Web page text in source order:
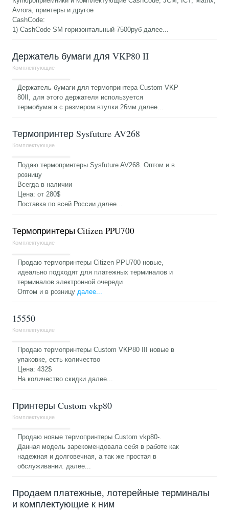
Avrora, принтеры и другое
CashCode:
1) CashCode SM горизонтальный-7500рубдалее...
Держатель бумаги для VKP80 II
Комплектующие
Держатель бумаги для термопринтера Custom VKP
80II, для этого держателя используется
термобумага с размером втулки 26ммдалее...
Термопринтер Sysfuture AV268
Комплектующие
Подаю термопринтеры Sysfuture AV268. Оптом и в
розницу
Всегда в наличии
Цена: от 280$
Поставка по всей Россиидалее...
Термопринтеры Citizen PPU700
Комплектующие
Продаю термопринтеры Citizen PPU700 новые,
идеально подходят для платежных терминалов и
терминалов электронной очереди
Оптом и в розницудалее...
15550
Комплектующие
Продаю термопринтеры Custom VKP80 III новые в
упаковке, есть количество
Цена: 432$
На количество скидкидалее...
Принтеры Custom vkp80
Комплектующие
Продаю новые термопринтеры Custom vkp80-.
Данная модель зарекомендовала себя в работе как
надежная и долговечная, а так же простая в
обслуживании.далее...
Продаем платежные, лотерейные терминалы
и комплектующие к ним